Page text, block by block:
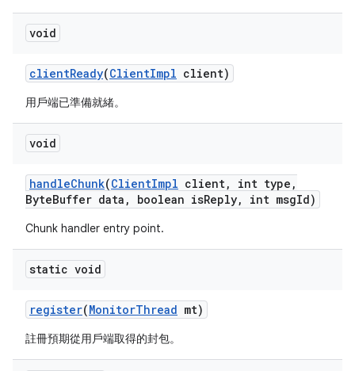
void
clientReady(ClientImpl client)
用戶端已準備就緒。
void
handleChunk(ClientImpl client, int type ,
ByteBuffer data , boolean isReply, int msgId)
Chunk handler entry point.
static void
register(MonitorThread mt)
註冊預期從用戶端取得的封包。